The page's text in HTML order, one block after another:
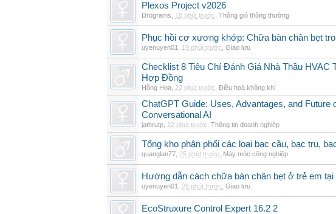
Plexos Project v2026
Drograms 18 phút trước Thông gió thông thường
Phục hồi cơ xương khớp: Chữa bàn chân bẹt
uyenuyen01 19 phút trước Giao lưu
Checklist 8 Tiêu Chí Đánh Giá Nhà Thầu HVAC
Hợp Đồng
Hồng Hoa 22 phút trước Điều hoà không khí
ChatGPT Guide: Uses, Advantages, and Future
Conversational AI
jathrutp 22 phút trước Thông tin doanh nghiệp
Tổng kho phân phối các loại bạc cầu, bạc trụ,
quanglan77 25 phút trước Máy móc công nghiệp
Hướng dẫn cách chữa bàn chân bẹt ở trẻ em tại
uyenuyen01 26 phút trước Giao lưu
EcoStruxure Control Expert 16.2 2